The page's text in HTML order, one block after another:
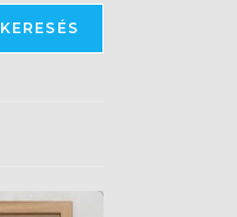
KERESÉS